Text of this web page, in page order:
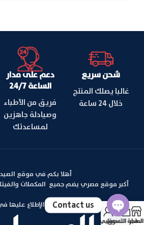
شحن سريع
غالبا يصلك المنتج
خلال 24 ساعة
دعم على مدار
الساعة 24/7
فريق من الأطباء
وصيادلة جاهزين
لمساعدتك
أهلا بكم في موقع
أكبر موقع مصري يضم جميع المكملات
بالإضافة الي مقالات يمكنكم الإطلاع
المتجر
سلة التسوق
حسابي
Contact us
Open